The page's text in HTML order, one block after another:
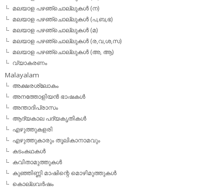
മലയാള പഴഞ്ചൊല്ലുകള്‍ (ന)
മലയാള പഴഞ്ചൊല്ലുകള്‍ (പ,ബ,ഭ)
മലയാള പഴഞ്ചൊല്ലുകള്‍ (മ)
മലയാള പഴഞ്ചൊല്ലുകള്‍ (ര,വ,ശ,സ)
മലയാള പഴഞ്ചൊല്ലുകൾ (അ, ആ)
വ്യാകരണം
Malayalam
അക്ഷരശ്ലോകം
അനത്തോളിയന്‍ ഭാഷകള്‍
അന്താദിപ്രാസം
ആദ്യകാല പദ്യകൃതികള്‍
എഴുത്തുകളരി
എഴുത്തുകാരും തൂലികാനാമവും
കടംകഥകള്‍
കവിതാമുത്തുകള്‍
കുഞ്ഞിണ്ണി മാഷിന്റെ മൊഴിമുത്തുകള്‍
കൊല്ലവര്‍ഷം